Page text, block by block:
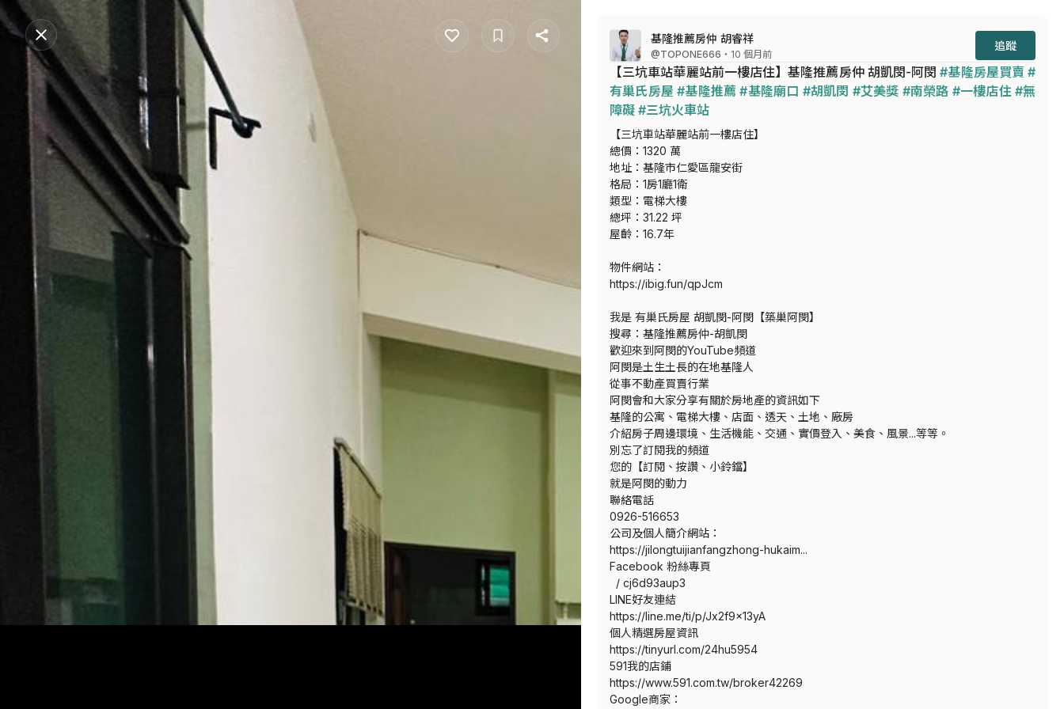
基隆推薦房仲 胡睿祥
@TOPONE666 ・10 個月前
追蹤
【三坑車站華麗站前一樓店住】基隆推薦房仲 胡凱閔-阿閔 #基隆房屋買賣 #
有巢氏房屋 #基隆推薦 #基隆廟口 #胡凱閔 #艾美獎 #南榮路 #一樓店住 #無
障礙 #三坑火車站
【三坑車站華麗站前一樓店住】
總價：1320 萬
地址：基隆市仁愛區龍安街
格局：1房1廳1衛
類型：電梯大樓
總坪：31.22 坪
屋齡：16.7年
物件網站：
https://ibig.fun/qpJcm
我是 有巢氏房屋 胡凱閔-阿閔【築巢阿閔】
搜尋：基隆推薦房仲-胡凱閔
歡迎來到阿閔的YouTube頻道
阿閔是土生土長的在地基隆人
從事不動產買賣行業
阿閔會和大家分享有關於房地產的資訊如下
基隆的公寓、電梯大樓、店面、透天、土地、廠房
介紹房子周邊環境、生活機能、交通、實價登入、美食、風景...等等。
別忘了訂閱我的頻道
您的【訂閱、按讚、小鈴鐺】
就是阿閔的動力
聯絡電話
0926-516653
公司及個人簡介網站：
https://jilongtuijianfangzhong-hukaim...
Facebook 粉絲專頁
LINE好友連結
https://line.me/ti/p/Jx2f9x13yA
個人精選房屋資訊
https://tinyurl.com/24hu5954
591我的店鋪
https://www.591.com.tw/broker42269
Google商家：